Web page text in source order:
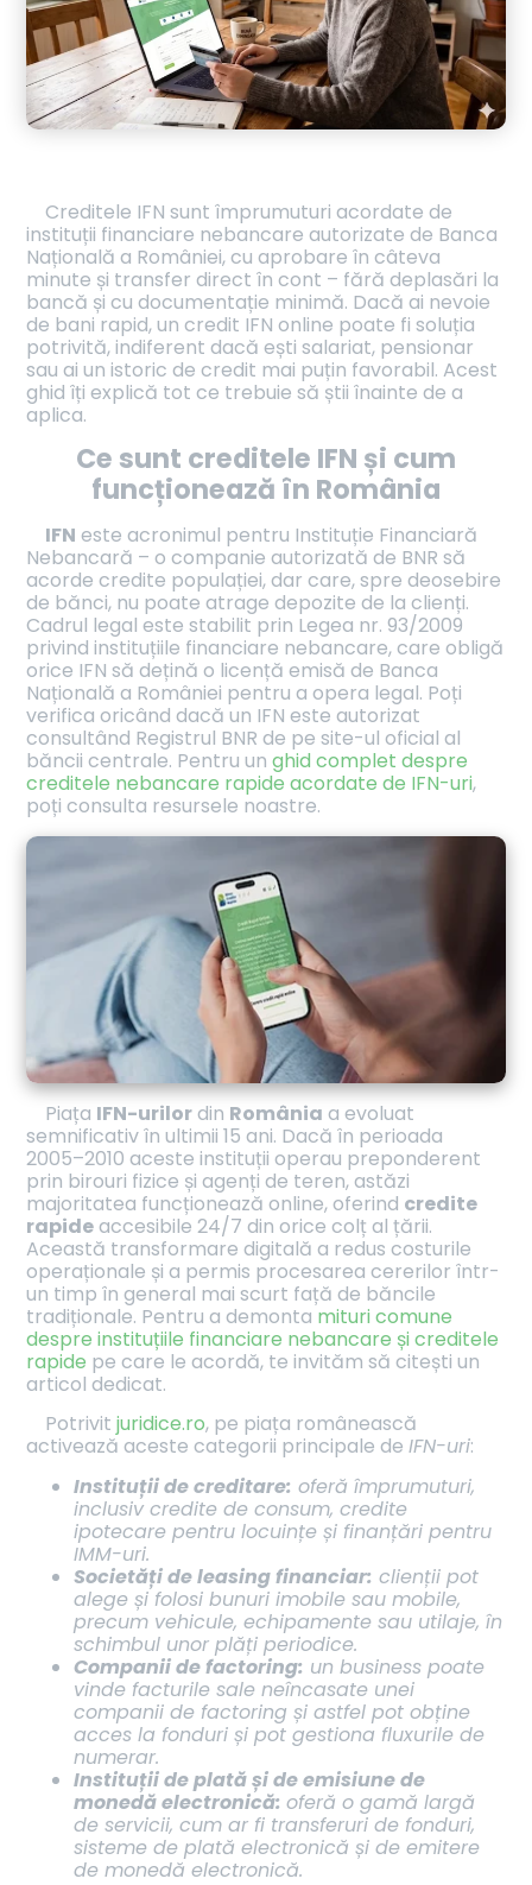
Creditele IFN sunt împrumuturi acordate de
instituții financiare nebancare autorizate de Banca
Națională a României, cu aprobare în câteva
minute și transfer direct în cont – fără deplasări la
bancă și cu documentație minimă. Dacă ai nevoie
de bani rapid, un credit IFN online poate fi soluția
potrivită, indiferent dacă ești salariat, pensionar
sau ai un istoric de credit mai puțin favorabil. Acest
ghid îți explică tot ce trebuie să știi înainte de a
aplica.
Ce sunt creditele IFN și cum
funcționează în România
IFN este acronimul pentru Instituție Financiară
Nebancară – o companie autorizată de BNR să
acorde credite populației, dar care, spre deosebire
de bănci, nu poate atrage depozite de la clienți.
Cadrul legal este stabilit prin Legea nr. 93/2009
privind instituțiile financiare nebancare, care obligă
orice IFN să dețină o licență emisă de Banca
Națională a României pentru a opera legal. Poți
verifica oricând dacă un IFN este autorizat
consultând Registrul BNR de pe site-ul oficial al
băncii centrale. Pentru unghid complet despre
creditele nebancare rapide acordate de IFN-uri,
poți consulta resursele noastre.
Piața IFN-urilordin România a evoluat
semnificativ în ultimii 15 ani. Dacă în perioada
2005–2010 aceste instituții operau preponderent
prin birouri fizice și agenți de teren, astăzi
majoritatea funcționează online, oferind credite
rapideaccesibile 24/7 din orice colț al țării.
Această transformare digitală a redus costurile
operaționale și a permis procesarea cererilor într-
un timp în general mai scurt față de băncile
tradiționale. Pentru a demonta mituri comune
despre instituțiile financiare nebancare și creditele
rapide pe care le acordă, te invităm să citești un
articol dedicat.
Potrivitjuridice.ro, pe piața românească
activează aceste categorii principale deIFN-uri:
Instituții de creditare: oferă împrumuturi,
inclusiv credite de consum, credite
ipotecare pentru locuințe și finanțări pentru
IMM-uri.
Societăți de leasing financiar: clienții pot
alege și folosi bunuri imobile sau mobile,
precum vehicule, echipamente sau utilaje, în
schimbul unor plăți periodice.
Companii de factoring: un business poate
vinde facturile sale neîncasate unei
companii de factoring și astfel pot obține
acces la fonduri și pot gestiona fluxurile de
numerar.
Instituții de plată și de emisiune de
monedă electronică:oferă o gamă largă
de servicii, cum ar fi transferuri de fonduri,
sisteme de plată electronică și de emitere
de monedă electronică.